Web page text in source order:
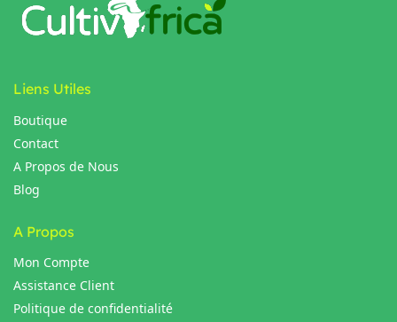
Liens Utiles
Boutique
Contact
A Propos de Nous
Blog
A Propos
Mon Compte
Assistance Client
Politique de confidentialité